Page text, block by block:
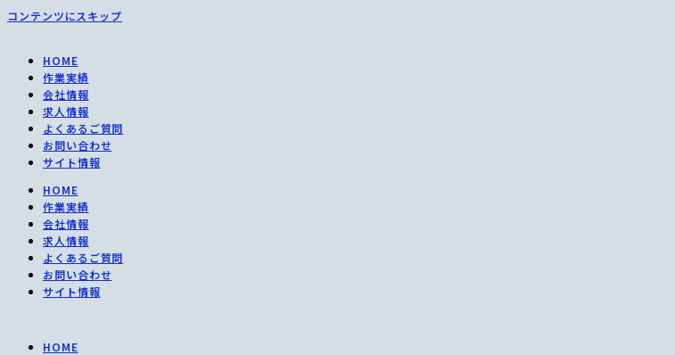
コンテンツにスキップ
HOME
作業実績
会社情報
求人情報
よくあるご質問
お問い合わせ
サイト情報
HOME
作業実績
会社情報
求人情報
よくあるご質問
お問い合わせ
サイト情報
HOME